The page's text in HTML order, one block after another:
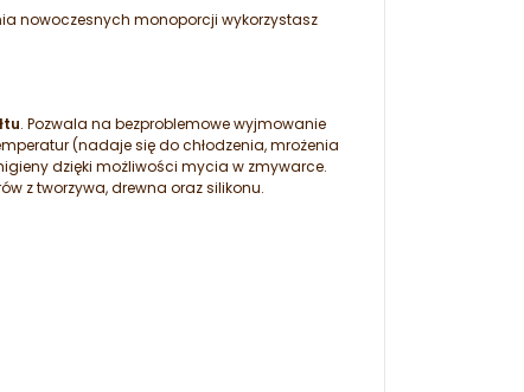
nowoczesnych monoporcji wykorzystasz
. Pozwala na bezproblemowe wyjmowanie
(nadaje się do chłodzenia, mrożenia
dzięki możliwości mycia w zmywarce.
z tworzywa, drewna oraz silikonu.